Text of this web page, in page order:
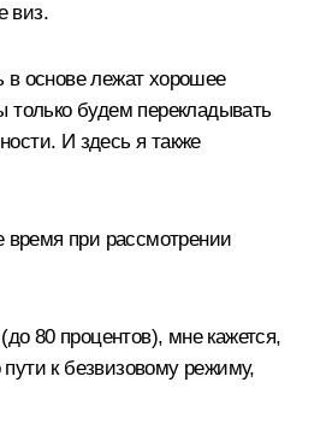
виз.
в основе лежат хорошее
только будем перекладывать
И здесь я также
время при рассмотрении
80 процентов), мне кажется,
к безвизовому режиму,